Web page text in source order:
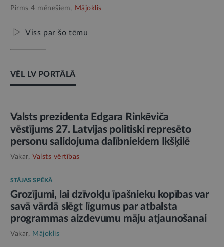
Pirms 4 mēnešiem, Mājoklis
Viss par šo tēmu
VĒL LV PORTĀLĀ
AMATPERSONAS RUNA
Valsts prezidenta Edgara Rinkēviča
vēstījums 27. Latvijas politiski represēto
personu salidojuma dalībniekiem Ikšķilē
Vakar, Valsts vērtības
STĀJAS SPĒKĀ
Grozījumi, lai dzīvokļu īpašnieku kopības var
savā vārdā slēgt līgumus par atbalsta
programmas aizdevumu māju atjaunošanai
Vakar, Mājoklis